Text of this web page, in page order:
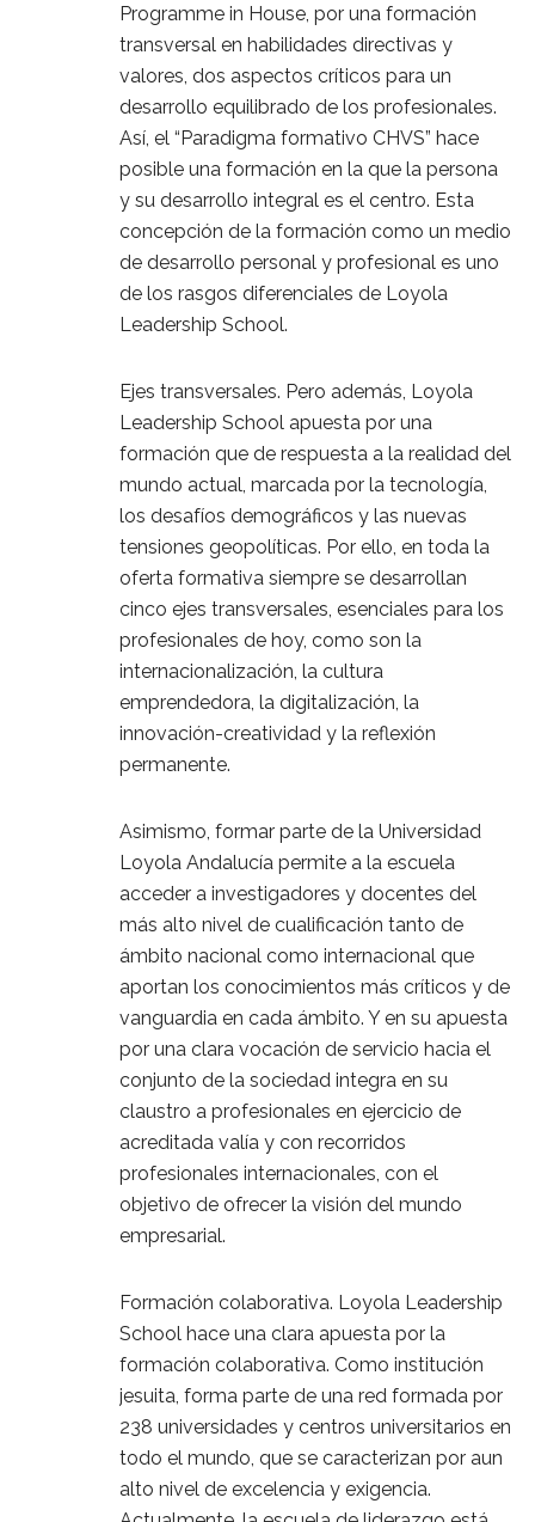
Programme in House, por una formación
transversal en habilidades directivas y
valores, dos aspectos críticos para un
desarrollo equilibrado de los profesionales.
Así, el “Paradigma formativo CHVS” hace
posible una formación en la que la persona
y su desarrollo integral es el centro. Esta
concepción de la formación como un medio
de desarrollo personal y profesional es uno
de los rasgos diferenciales de Loyola
Leadership School.
Ejes transversales. Pero además, Loyola
Leadership School apuesta por una
formación que de respuesta a la realidad del
mundo actual, marcada por la tecnología,
los desafíos demográficos y las nuevas
tensiones geopolíticas. Por ello, en toda la
oferta formativa siempre se desarrollan
cinco ejes transversales, esenciales para los
profesionales de hoy, como son la
internacionalización, la cultura
emprendedora, la digitalización, la
innovación-creatividad y la reflexión
permanente.
Asimismo, formar parte de la Universidad
Loyola Andalucía permite a la escuela
acceder a investigadores y docentes del
más alto nivel de cualificación tanto de
ámbito nacional como internacional que
aportan los conocimientos más críticos y de
vanguardia en cada ámbito. Y en su apuesta
por una clara vocación de servicio hacia el
conjunto de la sociedad integra en su
claustro a profesionales en ejercicio de
acreditada valía y con recorridos
profesionales internacionales, con el
objetivo de ofrecer la visión del mundo
empresarial.
Formación colaborativa. Loyola Leadership
School hace una clara apuesta por la
formación colaborativa. Como institución
jesuita, forma parte de una red formada por
238 universidades y centros universitarios en
todo el mundo, que se caracterizan por aun
alto nivel de excelencia y exigencia.